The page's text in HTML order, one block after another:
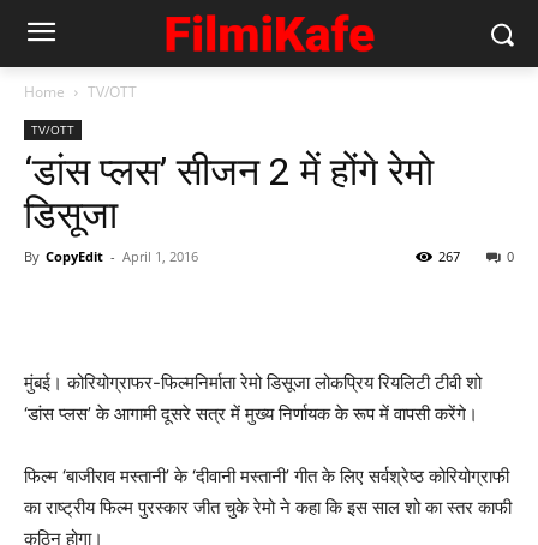
Home TV/OTT
TV/OTT
‘डांस प्लस’ सीजन 2 में होंगे रेमो
डिसूजा
By CopyEdit - April 1, 2016 0
267
मुंबई। कोरियोग्राफर-फिल्मनिर्माता रेमो डिसूजा लोकप्रिय रियलिटी टीवी शो
‘डांस प्लस’ के आगामी दूसरे सत्र में मुख्य निर्णायक के रूप में वापसी करेंगे।
फिल्म ‘बाजीराव मस्तानी’ के ‘दीवानी मस्तानी’ गीत के लिए सर्वश्रेष्ठ कोरियोग्राफी
का राष्ट्रीय फिल्म पुरस्कार जीत चुके रेमो ने कहा कि इस साल शो का स्तर काफी
कठिन होगा।